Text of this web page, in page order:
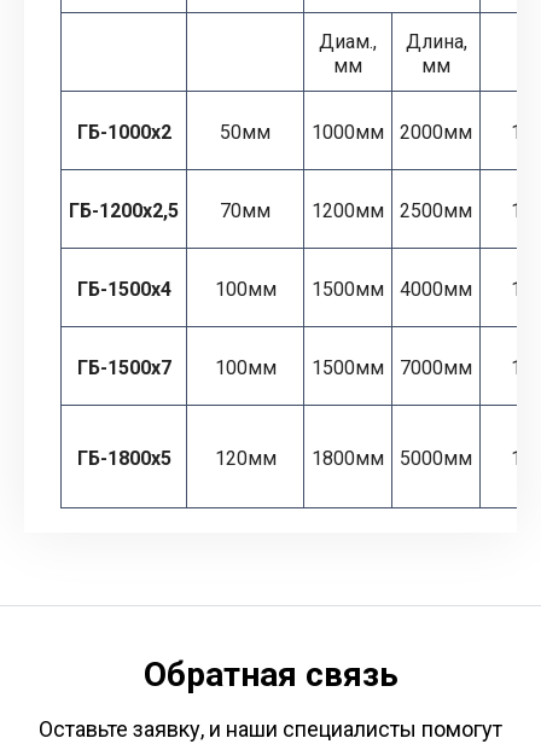
Диам.,
мм
Длина,
мм
ГБ-1000х2 50мм 1000мм 2000мм
ГБ-1200х2,5 70мм 1200мм 2500мм
ГБ-1500х4 100мм 1500мм 4000мм
ГБ-1500х7 100мм 1500мм 7000мм
ГБ-1800х5 120мм 1800мм 5000мм
Обратная связь
Оставьте заявку, и наши специалисты помогут